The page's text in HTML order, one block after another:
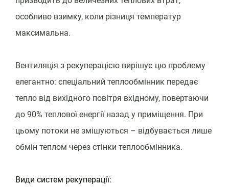
особливо взимку, коли різниця температур
максимальна.
Вентиляція з рекуперацією вирішує цю проблему
елегантно: спеціальний теплообмінник передає
тепло від вихідного повітря вхідному, повертаючи
до 90% теплової енергії назад у приміщення. При
цьому потоки не змішуються – відбувається лише
обмін теплом через стінки теплообмінника.
Види систем рекуперації: